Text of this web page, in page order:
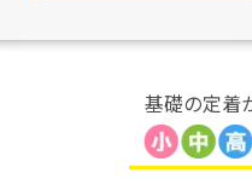
基礎の定着